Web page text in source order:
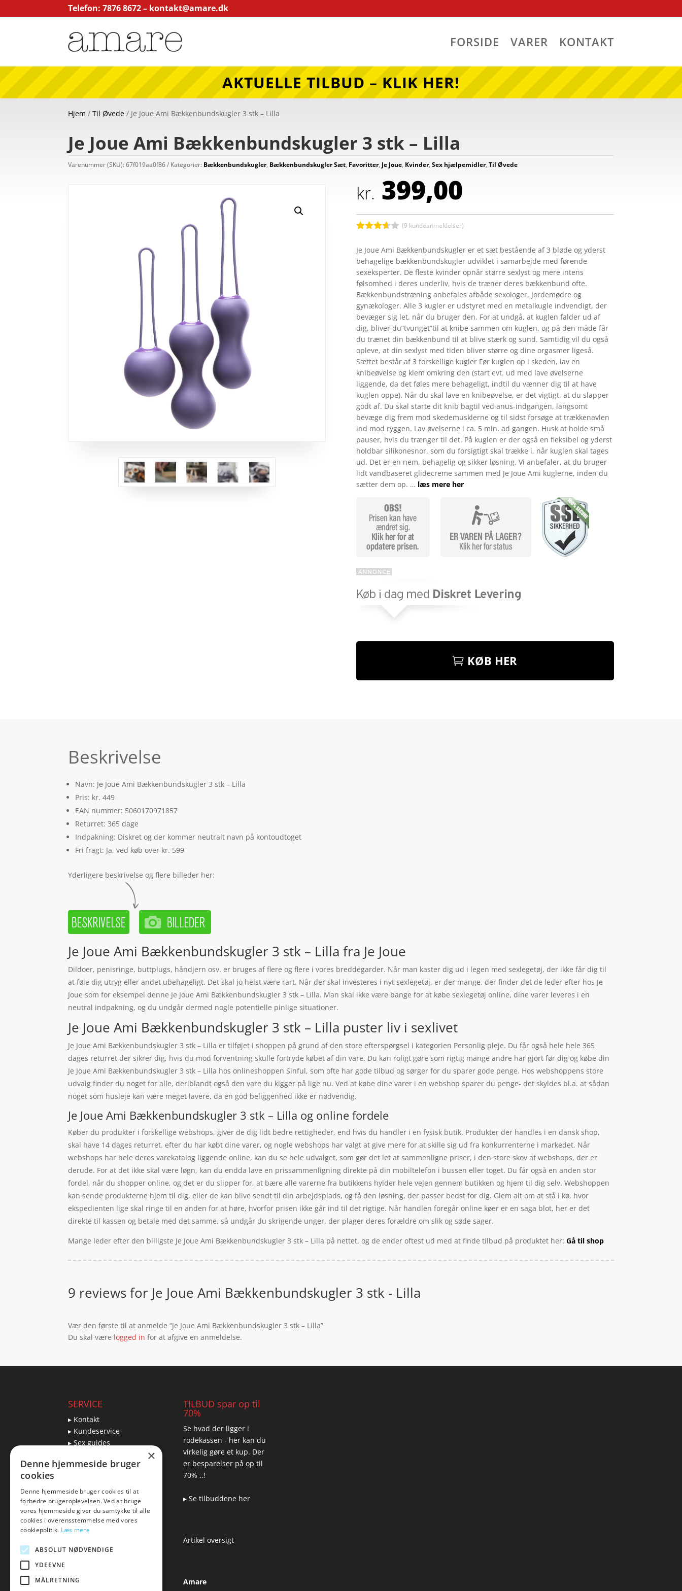
Telefon: 7876 8672 – kontakt@amare.dk
FORSIDE VARER KONTAKT
AKTUELLE TILBUD – KLIK HER!
Hjem /Til Øvede / Je Joue Ami Bækkenbundskugler 3 stk – Lilla
Je Joue Ami Bækkenbundskugler 3 stk – Lilla
Varenummer (SKU):67f019aa0f86 Kategorier: Bækkenbundskugler, Bækkenbundskugler Sæt, Favoritter, Je Joue, Kvinder,Sex hjælpemidler,Til Øvede
kr. 399,00
3.6ud
af 5
baseret
på
kundebed
ømmels
(9 kundeanmeldelser)
Je Joue Ami Bækkenbundskugler er et sæt bestående af 3 bløde og yderst
behagelige bækkenbundskugler udviklet i samarbejde med førende
sexeksperter. De fleste kvinder opnår større sexlyst og mere intens
følsomhed i deres underliv, hvis de træner deres bækkenbund ofte.
Bækkenbundstræning anbefales afbåde sexologer, jordemødre og
gynækologer. Alle 3 kugler er udstyret med en metalkugle indvendigt, der
bevæger sig let, når du bruger den. For at undgå, at kuglen falder ud af
dig, bliver du”tvunget”til at knibe sammen om kuglen, og på den måde får
du trænet din bækkenbund til at blive stærk og sund. Samtidig vil du også
opleve, at din sexlyst med tiden bliver større og dine orgasmer ligeså.
Sættet består af 3 forskellige kugler Før kuglen op i skeden, lav en
knibeøvelse og klem omkring den (start evt. ud med lave øvelserne
liggende, da det føles mere behageligt, indtil du vænner dig til at have
kuglen oppe). Når du skal lave en knibeøvelse, er det vigtigt, at du slapper
godt af. Du skal starte dit knib bagtil ved anus-indgangen, langsomt
bevæge dig frem mod skedemusklerne og til sidst forsøge at trækkenavlen
ind mod ryggen. Lav øvelserne i ca. 5 min. ad gangen. Husk at holde små
pauser, hvis du trænger til det. På kuglen er der også en fleksibel og yderst
holdbar silikonesnor, som du forsigtigt skal trække i, når kuglen skal tages
ud. Det er en nem, behagelig og sikker løsning. Vi anbefaler, at du bruger
lidt vandbaseret glidecreme sammen med Je Joue Ami kuglerne, inden du
sætter dem op. … læs mere her
KØB HER
Beskrivelse
Navn: Je Joue Ami Bækkenbundskugler 3 stk – Lilla
Pris: kr. 449
EAN nummer: 5060170971857
Returret: 365 dage
Indpakning: Diskret og der kommer neutralt navn på kontoudtoget
Fri fragt: Ja, ved køb over kr. 599
Yderligere beskrivelse og flere billeder her:
Je Joue Ami Bækkenbundskugler 3 stk – Lilla fra Je Joue
Dildoer, penisringe, buttplugs, håndjern osv. er bruges af flere og flere i vores breddegarder. Når man kaster dig ud i legen med sexlegetøj, der ikke får dig til
at føle dig utryg eller andet ubehageligt. Det skal jo helst være rart. Når der skal investeres i nyt sexlegetøj, er der mange, der finder det de leder efter hos Je
Joue som for eksempel denne Je Joue Ami Bækkenbundskugler 3 stk – Lilla. Man skal ikke være bange for at købe sexlegetøj online, dine varer leveres i en
neutral indpakning, og du undgår dermed nogle potentielle pinlige situationer.
Je Joue Ami Bækkenbundskugler 3 stk – Lilla puster liv i sexlivet
Je Joue Ami Bækkenbundskugler 3 stk – Lilla er tilføjet i shoppen på grund af den store efterspørgsel i kategorien Personlig pleje. Du får også hele hele 365
dages returret der sikrer dig, hvis du mod forventning skulle fortryde købet af din vare. Du kan roligt gøre som rigtig mange andre har gjort før dig og købe din
Je Joue Ami Bækkenbundskugler 3 stk – Lilla hos onlineshoppen Sinful, som ofte har gode tilbud og sørger for du sparer gode penge. Hos webshoppens store
udvalg finder du noget for alle, deriblandt også den vare du kigger på lige nu. Ved at købe dine varer i en webshop sparer du penge- det skyldes bl.a. at sådan
noget som husleje kan være meget lavere, da en god beliggenhed ikke er nødvendig.
Je Joue Ami Bækkenbundskugler 3 stk – Lilla og online fordele
Køber du produkter i forskellige webshops, giver de dig lidt bedre rettigheder, end hvis du handler i en fysisk butik. Produkter der handles i en dansk shop,
skal have 14 dages returret. efter du har købt dine varer, og nogle webshops har valgt at give mere for at skille sig ud fra konkurrenterne i markedet. Når
webshops har hele deres varekatalog liggende online, kan du se hele udvalget, som gør det let at sammenligne priser, i den store skov af webshops, der er
derude. For at det ikke skal være løgn, kan du endda lave en prissammenligning direkte på din mobiltelefon i bussen eller toget. Du får også en anden stor
fordel, når du shopper online, og det er du slipper for, at bære alle varerne fra butikkens hylder hele vejen gennem butikken og hjem til dig selv. Webshoppen
kan sende produkterne hjem til dig, eller de kan blive sendt til din arbejdsplads, og få den løsning, der passer bedst for dig. Glem alt om at stå i kø, hvor
ekspedienten lige skal ringe til en anden for at høre, hvorfor prisen ikke går ind til det rigtige. Når handlen foregår online køer er en saga blot, her er det
direkte til kassen og betale med det samme, så undgår du skrigende unger, der plager deres forældre om slik og søde sager.
Mange leder efter den billigste Je Joue Ami Bækkenbundskugler 3 stk – Lilla på nettet, og de ender oftest ud med at finde tilbud på produktet her:Gå til shop
9 reviews for Je Joue Ami Bækkenbundskugler 3 stk - Lilla
Vær den første til at anmelde “Je Joue Ami Bækkenbundskugler 3 stk – Lilla”
Du skal være logged in for at afgive en anmeldelse.
SERVICE
▸ Kontakt
▸ Kundeservice
▸ Sex guides
▸ Returnering
Blog
Pris, kvalitet & sexlegetøj
– hvordan hænger det
sammen?
TILBUD spar op til
70%
Se hvad der ligger i
rodekassen - her kan du
virkelig gøre et kup. Der
er besparelser på op til
70% ..!
▸ Se tilbuddene her
Artikel oversigt
Amare
×
Denne hjemmeside bruger
cookies
Denne hjemmeside bruger cookies til at
forbedre brugeroplevelsen. Ved at bruge
vores hjemmeside giver du samtykke til alle
cookies i overensstemmelse med vores
cookiepolitik. Læs mere
ABSOLUT NØDVENDIGE
YDEEVNE
MÅLRETNING